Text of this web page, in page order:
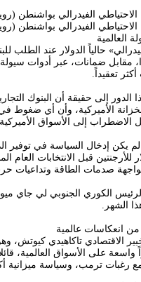
الفيدرالي بواشنطن
الفيدرالي بواشنطن
العالمية
حالياً الدولار عند الطلب
مقابل ضمانات، عبر أدوات
تعقيداً.
الدور إلى حقيقة أن البنوك
الأميركية، وأن أي ضغوط
الاضطراب إلى الأسواق
للأرجنتين قبل الانتخابات
صدمات الطاقة وتداعيات
الكوري الجنوبي لي جاي
الشهر.
انعكاسات عالمية
الاقتصادي تاكاهيدي كيوتش،
واسعة على الأسواق العالمية،
رغبات ترمب، وسياسة ميزانية